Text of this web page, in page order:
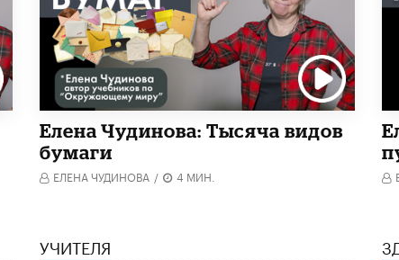
Елена Чудинова: Тысяча видов
бумаги
ЕЛЕНА ЧУДИНОВА / 4 МИН.
УЧИТЕЛЯ